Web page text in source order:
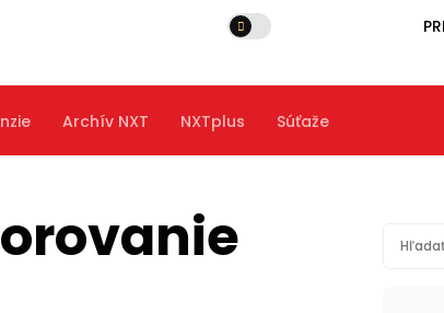
Archív NXT NXTplus Súťaže